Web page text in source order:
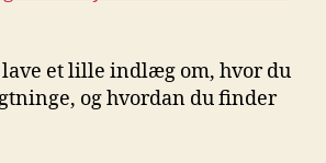
lave et lille indlæg om, hvor du
og hvordan du finder